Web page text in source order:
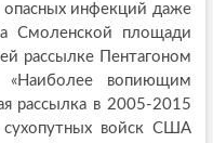
опасных инфекций даже
Смоленской площади
рассылке Пентагоном
«Наиболее вопиющим
рассылка в 2005-2015
сухопутных войск США